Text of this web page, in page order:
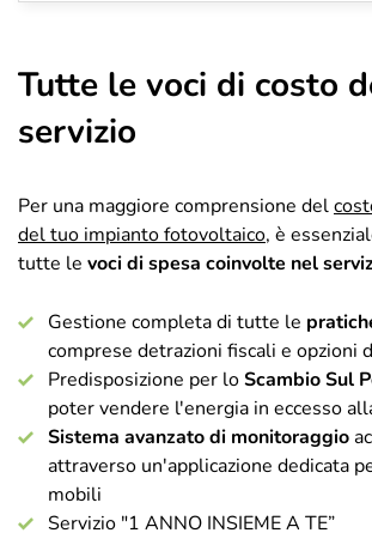
Tutte le voci di costo
servizio
Per una maggiore comprensione del
del tuo impianto fotovoltaico, è
tutte le voci di spesa coinvolte nel
Gestione completa di tutte le
comprese detrazioni fiscali e opzioni
Predisposizione per loScambio Sul
poter vendere l'energia in eccesso
Sistema avanzato di monitoraggio
attraverso un'applicazione dedicata
mobili
Servizio "1 ANNO INSIEME A TE”